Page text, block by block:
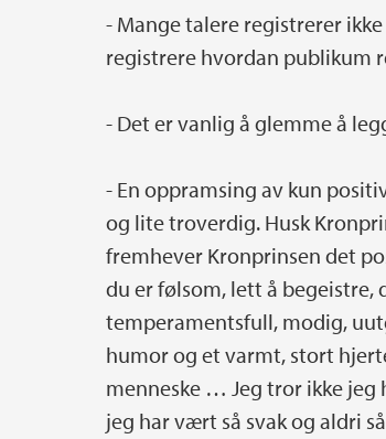
­- Mange talere registrerer
registrere hvordan publikum
­- Det er vanlig å glemme å
­- En oppramsing av kun
og lite troverdig. Husk
fremhever Kronprinsen det
du er følsom, lett å
temperamentsfull, modig,
humor og et varmt, stort
menneske … Jeg tror ikke jeg
jeg har vært så svak og aldri